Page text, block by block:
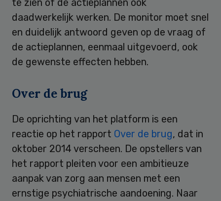
daadwerkelijk werken. De monitor moet snel
en duidelijk antwoord geven op de vraag of
de actieplannen, eenmaal uitgevoerd, ook
de gewenste effecten hebben.
Over de brug
De oprichting van het platform is een
reactie op het rapport Over de brug, dat in
oktober 2014 verscheen. De opstellers van
het rapport pleiten voor een ambitieuze
aanpak van zorg aan mensen met een
ernstige psychiatrische aandoening. Naar